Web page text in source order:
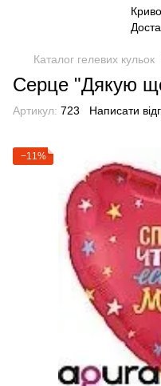
Каталог гелевих кульок
Серце "Дякую
Артикул: 723 Написати
−11%